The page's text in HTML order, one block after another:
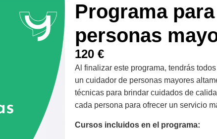
Programa
personas
120 €
Al finalizar este programa, tendrás
un cuidador de personas mayores
técnicas para brindar cuidados de
cada persona para ofrecer un servicio
Cursos incluidos en el programa: